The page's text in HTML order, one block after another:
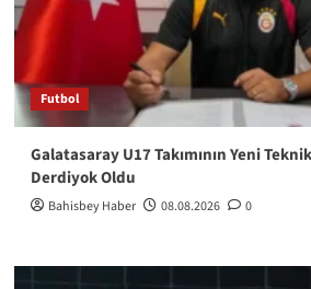
Futbol
Galatasaray U17 Takımının Yeni
Derdiyok Oldu
Bahisbey Haber 08.08.2026 0